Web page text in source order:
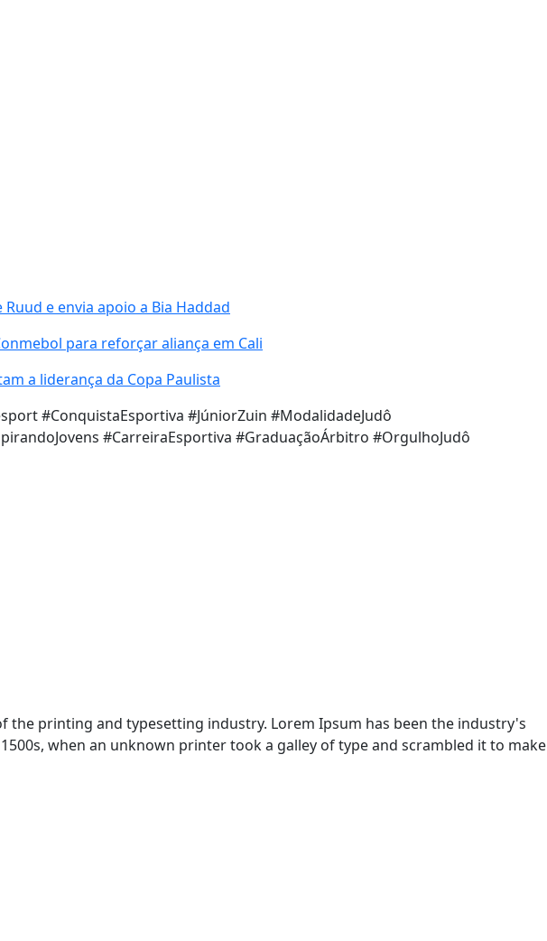
e envia apoio a Bia Haddad
para reforçar aliança em Cali
a liderança da Copa Paulista
#ConquistaEsportiva #JúniorZuin #ModalidadeJudô
#CarreiraEsportiva #GraduaçãoÁrbitro #OrgulhoJudô
the printing and typesetting industry. Lorem Ipsum has been the industry's
when an unknown printer took a galley of type and scrambled it to make